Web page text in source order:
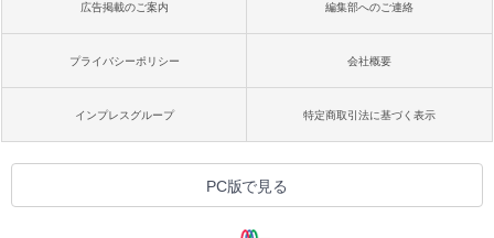
広告掲載のご案内 編集部へのご連絡
プライバシーポリシー 会社概要
インプレスグループ 特定商取引法に基づく表示
PC版で見る